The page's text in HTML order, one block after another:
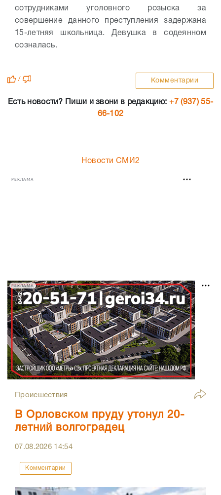
сотрудниками уголовного розыска за
совершение данного преступления задержана
15-летняя школьница. Девушка в содеянном
созналась.
/ Комментарии
Есть новости? Пиши и звони в редакцию: +7 (937) 55-
66-102
Новости СМИ2
РЕКЛАМА
РЕКЛАМА
Происшествия
В Орловском пруду утонул 20-
летний волгоградец
07.08.2026 14:54
Комментарии